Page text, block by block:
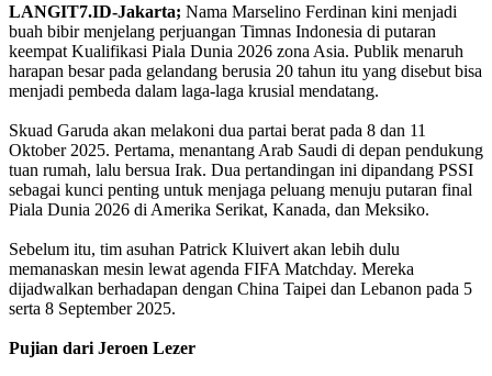
LANGIT7.ID-Jakarta; Nama Marselino Ferdinan kini menjadi
buah bibir menjelang perjuangan Timnas Indonesia di putaran
keempat Kualifikasi Piala Dunia 2026 zona Asia. Publik menaruh
harapan besar pada gelandang berusia 20 tahun itu yang disebut bisa
menjadi pembeda dalam laga-laga krusial mendatang.
Skuad Garuda akan melakoni dua partai berat pada 8 dan 11
Oktober 2025. Pertama, menantang Arab Saudi di depan pendukung
tuan rumah, lalu bersua Irak. Dua pertandingan ini dipandang PSSI
sebagai kunci penting untuk menjaga peluang menuju putaran final
Piala Dunia 2026 di Amerika Serikat, Kanada, dan Meksiko.
Sebelum itu, tim asuhan Patrick Kluivert akan lebih dulu
memanaskan mesin lewat agenda FIFA Matchday. Mereka
dijadwalkan berhadapan dengan China Taipei dan Lebanon pada 5
serta 8 September 2025.
Pujian dari Jeroen Lezer